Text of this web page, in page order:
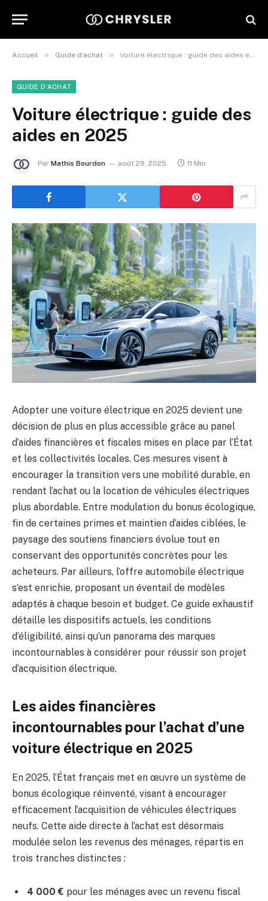
Accueil » Guide d’achat » Voiture électrique : guide des aides en 2025
GUIDE D’ACHAT
Voiture électrique : guide des
aides en 2025
Par Mathis Bourdon août 29, 2025 11 Min
Adopter une voiture électrique en 2025 devient une
décision de plus en plus accessible grâce au panel
d’aides financières et fiscales mises en place par l’État
et les collectivités locales. Ces mesures visent à
encourager la transition vers une mobilité durable, en
rendant l’achat ou la location de véhicules électriques
plus abordable. Entre modulation du bonus écologique,
fin de certaines primes et maintien d’aides ciblées, le
paysage des soutiens financiers évolue tout en
conservant des opportunités concrètes pour les
acheteurs. Par ailleurs, l’offre automobile électrique
s’est enrichie, proposant un éventail de modèles
adaptés à chaque besoin et budget. Ce guide exhaustif
détaille les dispositifs actuels, les conditions
d’éligibilité, ainsi qu’un panorama des marques
incontournables à considérer pour réussir son projet
d’acquisition électrique.
Les aides financières
incontournables pour l’achat d’une
voiture électrique en 2025
En 2025, l’État français met en œuvre un système de
bonus écologique réinventé, visant à encourager
efficacement l’acquisition de véhicules électriques
neufs. Cette aide directe à l’achat est désormais
modulée selon les revenus des ménages, répartis en
trois tranches distinctes :
4 000 € pour les ménages avec un revenu fiscal